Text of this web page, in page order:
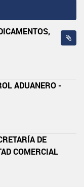
ADUANERO -
DE
COMERCIAL